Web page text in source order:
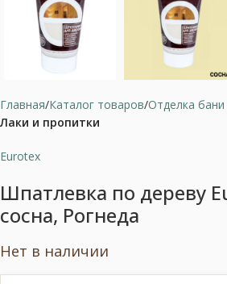
Главная Каталог товаров Отделка бани
Лаки и пропитки
Eurotex
Шпатлевка по дереву
сосна, Рогнеда
Нет в наличии